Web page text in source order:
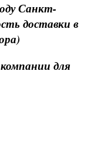
Санкт-
доставки в
для